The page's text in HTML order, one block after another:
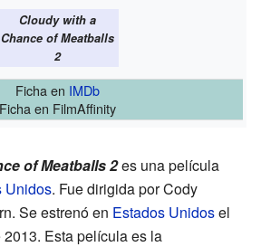
Cloudy with a
Chance of Meatballs
2
Ficha en IMDb
Ficha en FilmAffinity
of Meatballs 2es una película
Unidos. Fue dirigida por Cody
Se estrenó en Estados Unidosel
Esta película es la